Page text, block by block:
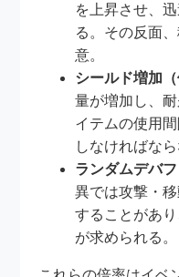
を上昇させ、
る。その反面
意。
シールド増加
量が増加し、
イテムの使用
しなければなら
ランダムデバ
異では攻撃・
することがあ
が求められる。